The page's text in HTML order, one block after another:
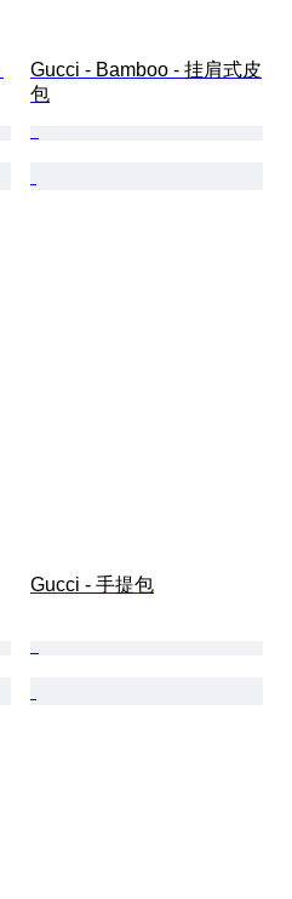
Gucci - Bamboo - 挂肩式皮
包
Gucci - 手提包